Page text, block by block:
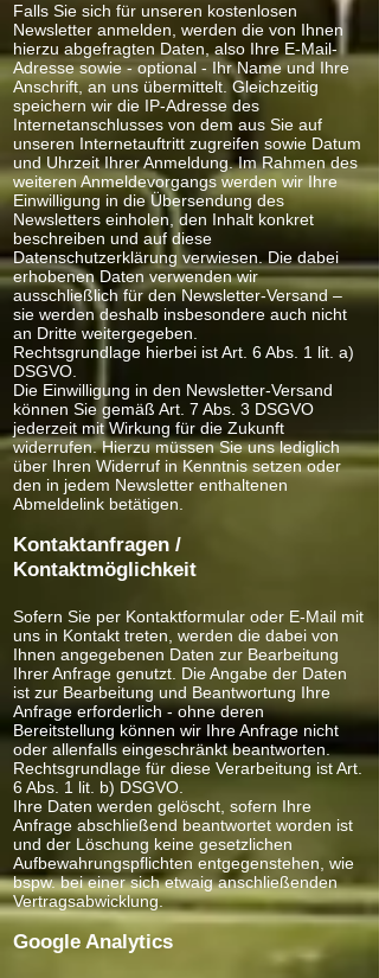
Falls Sie sich für unseren kostenlosen
Newsletter anmelden, werden die von Ihnen
hierzu abgefragten Daten, also Ihre E-Mail-
Adresse sowie - optional - Ihr Name und Ihre
Anschrift, an uns übermittelt. Gleichzeitig
speichern wir die IP-Adresse des
Internetanschlusses von dem aus Sie auf
unseren Internetauftritt zugreifen sowie Datum
und Uhrzeit Ihrer Anmeldung. Im Rahmen des
weiteren Anmeldevorgangs werden wir Ihre
Einwilligung in die Übersendung des
Newsletters einholen, den Inhalt konkret
beschreiben und auf diese
Datenschutzerklärung verwiesen. Die dabei
erhobenen Daten verwenden wir
ausschließlich für den Newsletter-Versand –
sie werden deshalb insbesondere auch nicht
an Dritte weitergegeben.
Rechtsgrundlage hierbei ist Art. 6 Abs. 1 lit. a)
DSGVO.
Die Einwilligung in den Newsletter-Versand
können Sie gemäß Art. 7 Abs. 3 DSGVO
jederzeit mit Wirkung für die Zukunft
widerrufen. Hierzu müssen Sie uns lediglich
über Ihren Widerruf in Kenntnis setzen oder
den in jedem Newsletter enthaltenen
Abmeldelink betätigen.
Kontaktanfragen /
Kontaktmöglichkeit
Sofern Sie per Kontaktformular oder E-Mail mit
uns in Kontakt treten, werden die dabei von
Ihnen angegebenen Daten zur Bearbeitung
Ihrer Anfrage genutzt. Die Angabe der Daten
ist zur Bearbeitung und Beantwortung Ihre
Anfrage erforderlich - ohne deren
Bereitstellung können wir Ihre Anfrage nicht
oder allenfalls eingeschränkt beantworten.
Rechtsgrundlage für diese Verarbeitung ist Art.
6 Abs. 1 lit. b) DSGVO.
Ihre Daten werden gelöscht, sofern Ihre
Anfrage abschließend beantwortet worden ist
und der Löschung keine gesetzlichen
Aufbewahrungspflichten entgegenstehen, wie
bspw. bei einer sich etwaig anschließenden
Vertragsabwicklung.
Google Analytics